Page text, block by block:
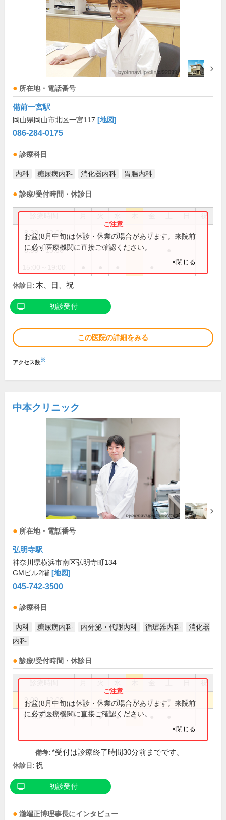
所在地・電話番号
備前一宮駅
岡山県岡山市北区一宮117 [地図]
086-284-0175
診療科目
内科 糖尿病内科 消化器内科 胃腸内科
診療/受付時間・休診日
祝
8:30～12:00 ● ● ● ●
8:30～13:00
お盆(8月中旬)は休診・休業の場合があります。来院前
に必ず医療機関に直接ご確認ください。
×閉じる
休診日: 木、日、祝
初診受付
この医院の詳細をみる
アクセス数※
中本クリニック
所在地・電話番号
弘明寺駅
神奈川県横浜市南区弘明寺町134
GMビル2階 [地図]
045-742-3500
診療科目
内科 糖尿病内科 内分泌・代謝内科 循環器内科
消化器
内科
診療/受付時間・休診日
祝
9:00～12:00 ● ● ● ● ● ●
14:00～17:00 ● ● ● ●
お盆(8月中旬)は休診・休業の場合があります。来院前
に必ず医療機関に直接ご確認ください。
×閉じる
備考: *受付は診療終了時間30分前までです。
休診日: 祝
初診受付
瀧端正博理事長にインタビュー